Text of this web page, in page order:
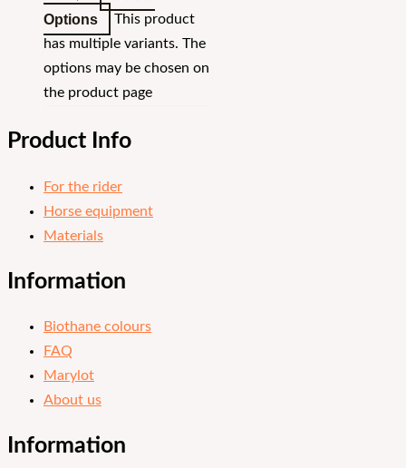
Options
This product
has multiple variants. The
options may be chosen on
the product page
Product Info
For the rider
Horse equipment
Materials
Information
Biothane colours
FAQ
Marylot
About us
Information